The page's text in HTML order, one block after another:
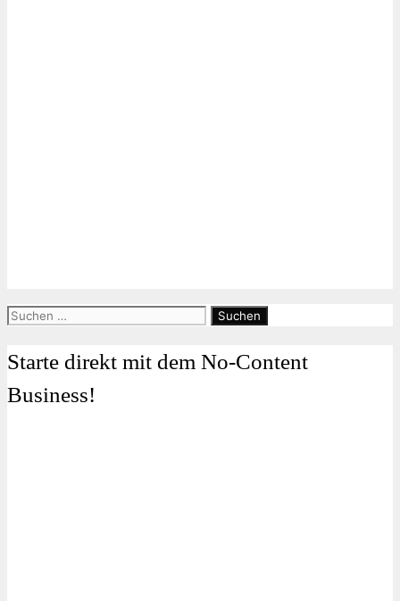
Suchen
Starte direkt mit dem No-Content
Business!